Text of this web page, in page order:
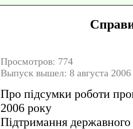
Просмотров: 774
Выпуск вышел: 8 августа 2006
Про підсумки роботи
2006 року
Підтримання